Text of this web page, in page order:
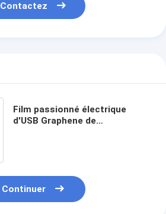
Contactez
Film passionné électrique
d'USB Graphene de
Continuer